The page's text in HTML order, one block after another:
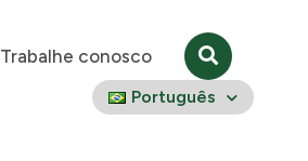
Trabalhe conosco
Português